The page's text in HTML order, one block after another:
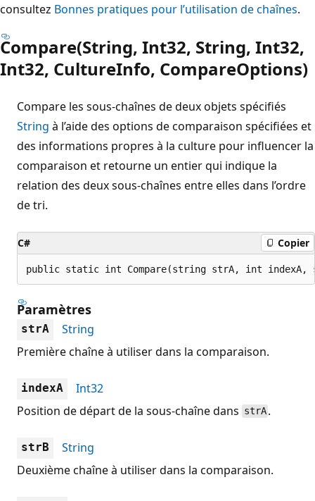
consultez Bonnes pratiques pour l’utilisation de chaînes.
Compare(String, Int32, String, Int32,
Int32, CultureInfo, CompareOptions)
Compare les sous-chaînes de deux objets spécifiés
String à l’aide des options de comparaison spécifiées et
des informations propres à la culture pour influencer la
comparaison et retourne un entier qui indique la
relation des deux sous-chaînes entre elles dans l’ordre
de tri.
C# Copier
public static int Compare(string strA, int indexA,
Paramètres
strA
String
Première chaîne à utiliser dans la comparaison.
indexA
Int32
Position de départ de la sous-chaîne dans strA .
strB
String
Deuxième chaîne à utiliser dans la comparaison.